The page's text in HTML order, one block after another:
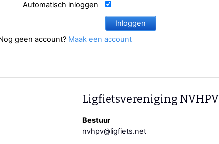
Oliebollentocht
Automatisch inloggen
geen account? Maak een account
Ligfietsvereniging NVHPV
Bestuur
nvhpv@ligfiets.net